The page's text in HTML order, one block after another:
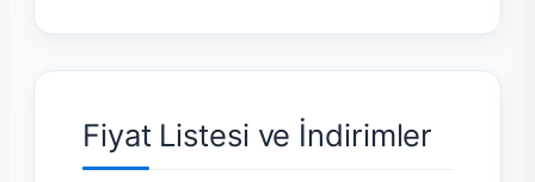
Fiyat Listesi ve İndirimler